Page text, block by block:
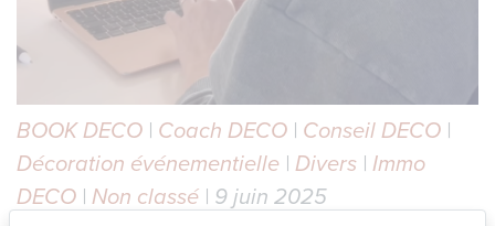
BOOK DECO | Coach DECO | Conseil DECO |
Décoration événementielle | Divers | Immo
DECO | Non classé | 9 juin 2025